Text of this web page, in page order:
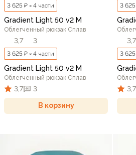
3 625 ₽ × 4 части
Gradient Light 50 v2 M
Облегченный рюкзак Сплав
3,7 3
3 625 ₽ × 4 части
Gradient Light 50 v2 M
Облегченный рюкзак Сплав
3,7 3
В корзину
3 625
3,7
3 625
3,7